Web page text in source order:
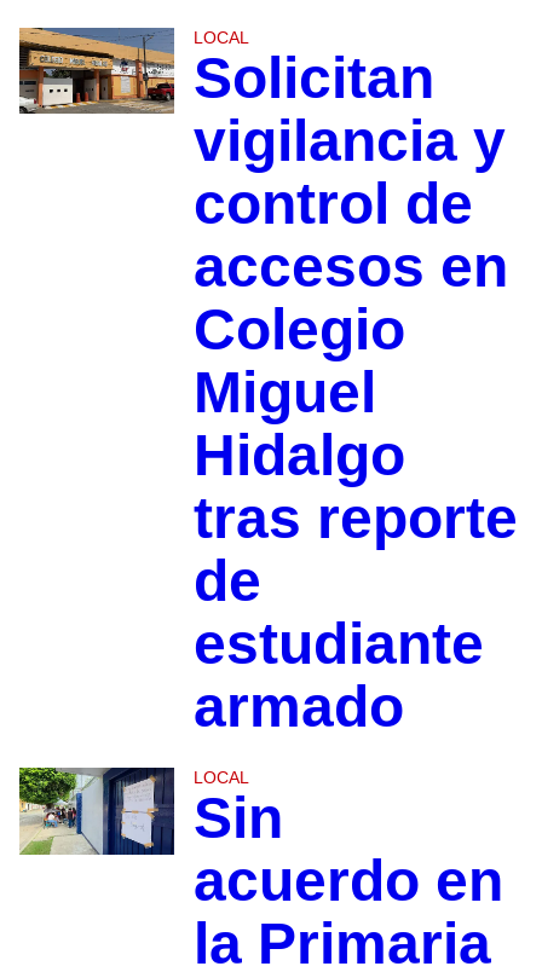
LOCAL
Solicitan
vigilancia y
control de
accesos en
Colegio
Miguel
Hidalgo
tras reporte
de
estudiante
armado
LOCAL
Sin
acuerdo en
la Primaria